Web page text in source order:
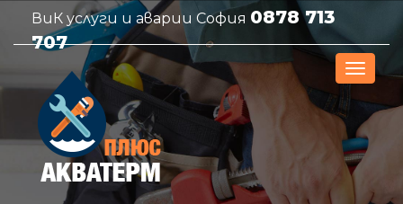
ВиК услуги и аварии София 0878 713
707